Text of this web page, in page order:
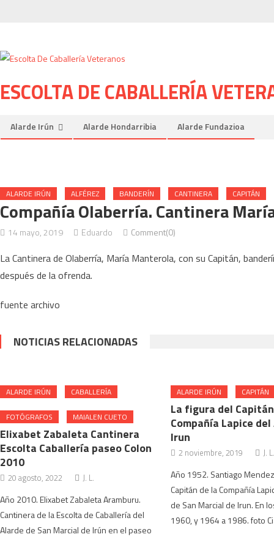
ESCOLTA DE CABALLERÍA
Alarde Irún Alarde Hondarribia Alarde Fundazioa
ALARDE IRÚN ALFÉREZ BANDERÍN CANTINERA CAPITÁN
Compañía Olaberría. Cantinera
14 mayo, 2019 Eduardo Comment(0)
La Cantinera de Olaberría, María Manterola, con su Capitán,
después de la ofrenda.
fuente archivo
NOTICIAS RELACIONADAS
ALARDE IRÚN CABALLERÍA
FOTÓGRAFOS MAIALEN CUETO
Elixabet Zabaleta Cantinera
Escolta Caballería paseo Colon
2010
20 agosto, 2022 J. L.
Año 2010. Elixabet Zabaleta Aramburu.
Cantinera de la Escolta de Caballería del
Alarde de San Marcial de Irún en el paseo
ALARDE IRÚN CAPITÁN
La figura del
Compañía Lapice
Irun
2 noviembre, 2019 J. L.
Año 1952. Santiago
Capitán de la Compañía
de San Marcial de Irun. En
1960, y 1964 a 1986. foto